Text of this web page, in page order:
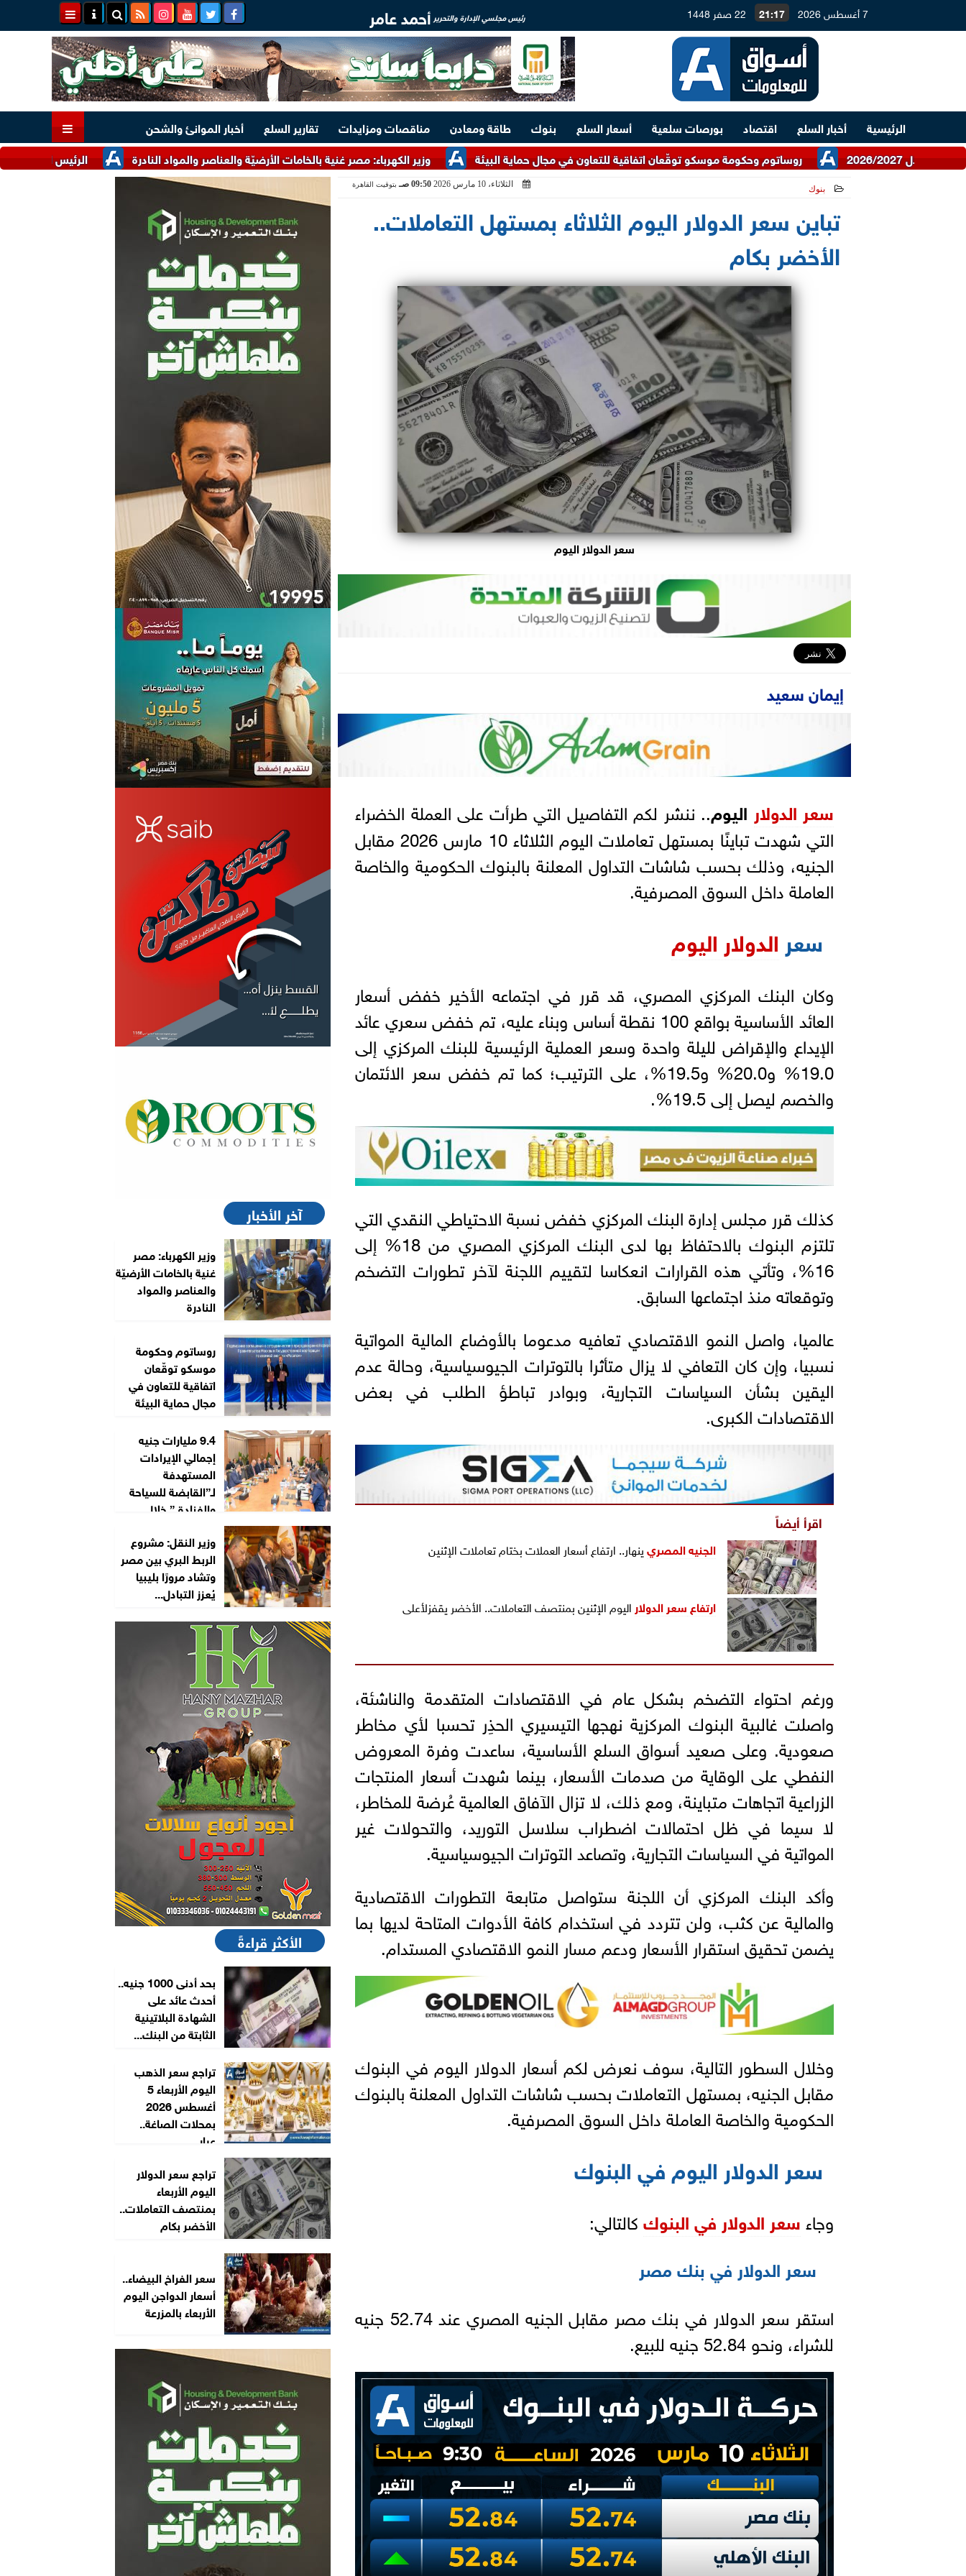
7 أغسطس 2026 21:17 22 صفر 1448 رئيس مجلسي الإدارة والتحرير أحمد عامر
الرئيسية أخبار السلع اقتصاد بورصات سلعية أسعار السلع بنوك طاقة ومعادن مناقصات ومزايدات تقارير السلع
أخبار الموانئ والشحن
الرئيس السيسي وملك البحرين
وزير الكهرباء: مصر غنية بالخامات الأرضيّة والعناصر والمواد النادرة روساتوم وحكومة موسكو توقّعان اتفاقية للتعاون في مجال حماية البيئة
بنوك الثلاثاء، 10 مارس 2026 09:50 صـ بتوقيت القاهرة
تباين سعر الدولار اليوم الثلاثاء بمستهل التعاملات..
الأخضر بكام
سعر الدولار اليوم
إيمان سعيد
سعر الدولار اليوم.. ننشر لكم التفاصيل التي طرأت على العملة الخضراء
التي شهدت تباينًا بمستهل تعاملات اليوم الثلاثاء 10 مارس 2026 مقابل
الجنيه، وذلك بحسب شاشات التداول المعلنة بالبنوك الحكومية والخاصة
العاملة داخل السوق المصرفية.
سعر الدولار اليوم
وكان البنك المركزي المصري، قد قرر في اجتماعه الأخير خفض أسعار
العائد الأساسية بواقع 100 نقطة أساس وبناء عليه، تم خفض سعري عائد
الإيداع والإقراض لليلة واحدة وسعر العملية الرئيسية للبنك المركزي إلى
19.0% و20.0% و19.5%، على الترتيب؛ كما تم خفض سعر الائتمان
والخصم ليصل إلى 19.5%.
كذلك قرر مجلس إدارة البنك المركزي خفض نسبة الاحتياطي النقدي التي
تلتزم البنوك بالاحتفاظ بها لدى البنك المركزي المصري من 18% إلى
16%، وتأتي هذه القرارات انعكاسا لتقييم اللجنة لآخر تطورات التضخم
وتوقعاته منذ اجتماعها السابق.
عالميا، واصل النمو الاقتصادي تعافيه مدعوما بالأوضاع المالية المواتية
نسبيا، وإن كان التعافي لا يزال متأثرا بالتوترات الجيوسياسية، وحالة عدم
اليقين بشأن السياسات التجارية، وبوادر تباطؤ الطلب في بعض
الاقتصادات الكبرى.
اقرأ أيضاً
الجنيه المصريينهار.. ارتفاع أسعار العملات بختام تعاملات الإثنين
ارتفاع سعر الدولار اليوم الإثنين بمنتصف التعاملات.. الأخضر يقفزلأعلى
ورغم احتواء التضخم بشكل عام في الاقتصادات المتقدمة والناشئة،
واصلت غالبية البنوك المركزية نهجها التيسيري الحذِر تحسبا لأي مخاطر
صعودية. وعلى صعيد أسواق السلع الأساسية، ساعدت وفرة المعروض
النفطي على الوقاية من صدمات الأسعار، بينما شهدت أسعار المنتجات
الزراعية اتجاهات متباينة، ومع ذلك، لا تزال الآفاق العالمية عُرضة للمخاطر،
لا سيما في ظل احتمالات اضطراب سلاسل التوريد، والتحولات غير
المواتية في السياسات التجارية، وتصاعد التوترات الجيوسياسية.
وأكد البنك المركزي أن اللجنة ستواصل متابعة التطورات الاقتصادية
والمالية عن كثب، ولن تتردد في استخدام كافة الأدوات المتاحة لديها بما
يضمن تحقيق استقرار الأسعار ودعم مسار النمو الاقتصادي المستدام.
وخلال السطور التالية، سوف نعرض لكم أسعار الدولار اليوم في البنوك
مقابل الجنيه، بمستهل التعاملات بحسب شاشات التداول المعلنة بالبنوك
الحكومية والخاصة العاملة داخل السوق المصرفية.
سعر الدولار اليوم في البنوك
وجاءسعر الدولار في البنوككالتالي:
سعر الدولار في بنك مصر
استقر سعر الدولار في بنك مصر مقابل الجنيه المصري عند 52.74 جنيه
للشراء، ونحو 52.84 جنيه للبيع.
آخر الأخبار
وزير الكهرباء: مصر
غنية بالخامات الأرضيّة
والعناصر والمواد
النادرة
روساتوم وحكومة
موسكو توقّعان
اتفاقية للتعاون في
مجال حماية البيئة
9.4 مليارات جنيه
إجمالي الإيرادات
المستهدفة
لـ”القابضة للسياحة
والفنادق” خلال
وزير النقل: مشروع
الربط البري بين مصر
وتشاد مرورًا بليبيا
يُعزز التبادل...
الأكثر قراءةً
بحد أدنى 1000 جنيه..
أحدث عائد على
الشهادة البلاتينية
الثابتة من البنك...
تراجع سعر الذهب
اليوم الأربعاء 5
أغسطس 2026
بمحلات الصاغة..
عيار...
تراجع سعر الدولار
اليوم الأربعاء
بمنتصف التعاملات..
الأخضر بكام
سعر الفراخ البيضاء..
أسعار الدواجن اليوم
الأربعاء بالمزرعة